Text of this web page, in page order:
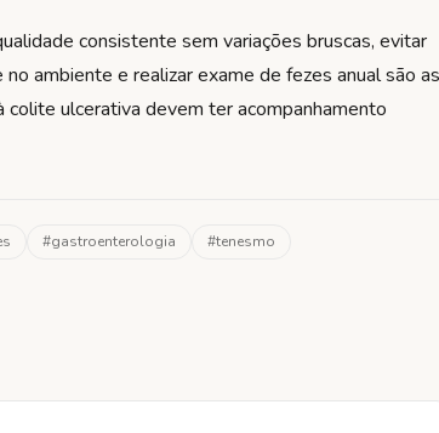
consistente sem variações bruscas, evitar
ambiente e realizar exame de fezes anual são as
ulcerativa devem ter acompanhamento
#gastroenterologia #tenesmo